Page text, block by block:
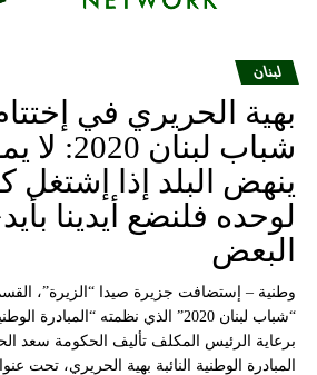
لبنان
بهية الحريري في
شباب لبنان
ينهض البلد إذا إشتغل
لوحده فلنضع أيدينا
البعض
وطنية – إستضافت جزيرة صيدا “الزيرة”،
“شباب لبنان 2020” الذي نظمته
برعاية الرئيس المكلف تأليف الحكومة سعد
المبادرة الوطنية النائبة بهية الحريري، تحت